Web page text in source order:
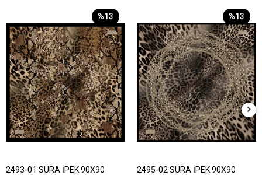
%13
2493-01 SURA İPEK 90X90
%13
2495-02 SURA İPEK 90X90